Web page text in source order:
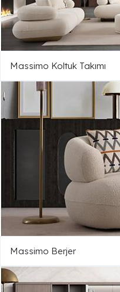
Massimo Koltuk Takımı
Massimo Berjer